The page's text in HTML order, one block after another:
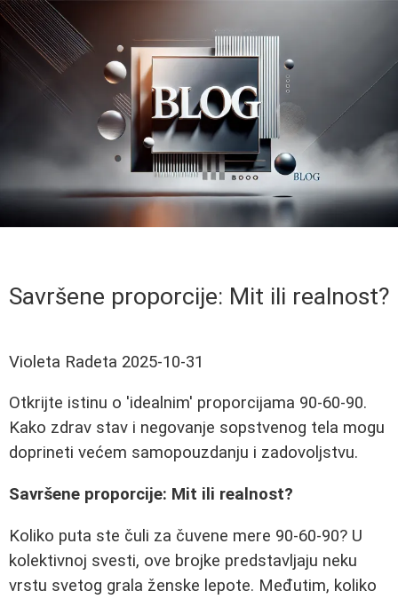
Savršene proporcije: Mit ili realnost?
Violeta Radeta 2025-10-31
Otkrijte istinu o 'idealnim' proporcijama 90-60-90.
Kako zdrav stav i negovanje sopstvenog tela mogu
doprineti većem samopouzdanju i zadovoljstvu.
Savršene proporcije: Mit ili realnost?
Koliko puta ste čuli za čuvene mere 90-60-90? U
kolektivnoj svesti, ove brojke predstavljaju neku
vrstu svetog grala ženske lepote. Međutim, koliko